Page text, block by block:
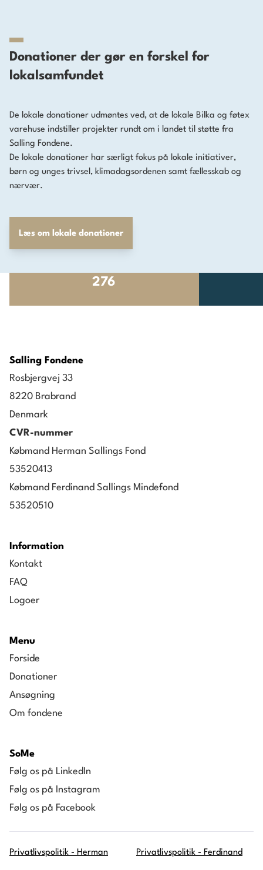
Donationer der gør en forskel for
lokalsamfundet
De lokale donationer udmøntes ved, at de lokale Bilka og føtex
varehuse indstiller projekter rundt om i landet til støtte fra
Salling Fondene.
De lokale donationer har særligt fokus på lokale initiativer,
børn og unges trivsel, klimadagsordenen samt fællesskab og
nærvær.
Læs om lokale donationer
276
Salling Fondene
Rosbjergvej 33
8220 Brabrand
Denmark
CVR-nummer
Købmand Herman Sallings Fond
53520413
Købmand Ferdinand Sallings Mindefond
53520510
Information
Kontakt
FAQ
Logoer
Menu
Forside
Donationer
Ansøgning
Om fondene
SoMe
Følg os på LinkedIn
Følg os på Instagram
Følg os på Facebook
Privatlivspolitik - Herman Privatlivspolitik - Ferdinand